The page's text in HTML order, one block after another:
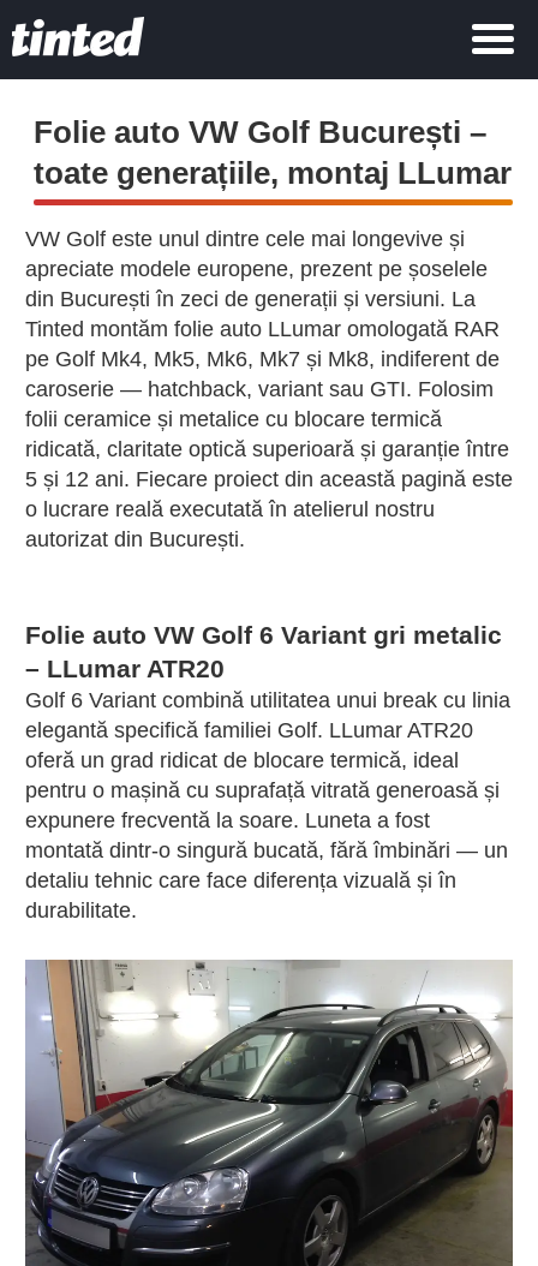
Folie auto VW Golf București –
toate generațiile, montaj LLumar
VW Golf este unul dintre cele mai longevive și
apreciate modele europene, prezent pe șoselele
din București în zeci de generații și versiuni. La
Tinted montăm folie auto LLumar omologată RAR
pe Golf Mk4, Mk5, Mk6, Mk7 și Mk8, indiferent de
caroserie — hatchback, variant sau GTI. Folosim
folii ceramice și metalice cu blocare termică
ridicată, claritate optică superioară și garanție între
5 și 12 ani. Fiecare proiect din această pagină este
o lucrare reală executată în atelierul nostru
autorizat din București.
Folie auto VW Golf 6 Variant gri metalic
– LLumar ATR20
Golf 6 Variant combină utilitatea unui break cu linia
elegantă specifică familiei Golf. LLumar ATR20
oferă un grad ridicat de blocare termică, ideal
pentru o mașină cu suprafață vitrată generoasă și
expunere frecventă la soare. Luneta a fost
montată dintr-o singură bucată, fără îmbinări — un
detaliu tehnic care face diferența vizuală și în
durabilitate.